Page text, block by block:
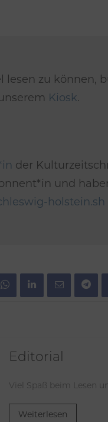
lesen zu können,
Kiosk.
der
und
holstein.sh
Editorial
Viel Spaß beim Lesen
Weiterlesen